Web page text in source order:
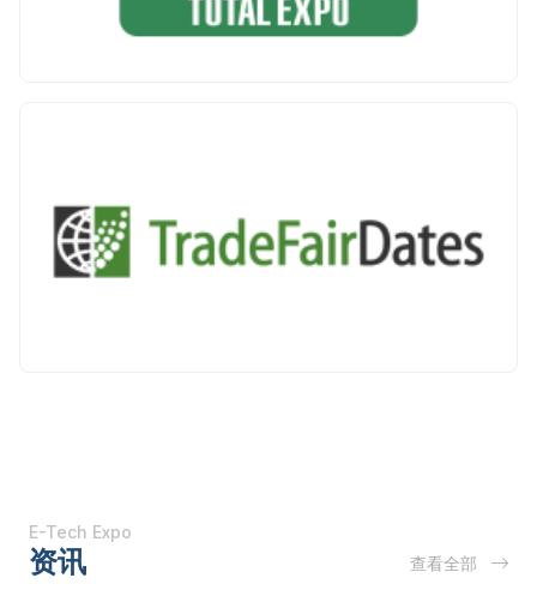
E-Tech Expo
资讯 查看全部